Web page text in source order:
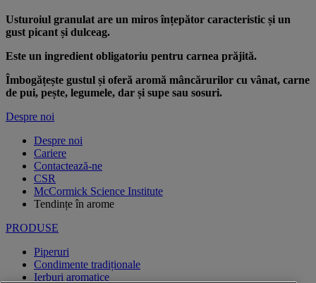
Usturoiul granulat are un miros înțepător caracteristic și un
gust picant și dulceag.
Este un ingredient obligatoriu pentru carnea prăjită.
Îmbogățește gustul și oferă aromă mâncărurilor cu vânat, carne
de pui, pește, legumele, dar și supe sau sosuri.
Despre noi
Despre noi
Cariere
Contactează-ne
CSR
McCormick Science Institute
Tendințe în arome
PRODUSE
Piperuri
Condimente tradiționale
Ierburi aromatice